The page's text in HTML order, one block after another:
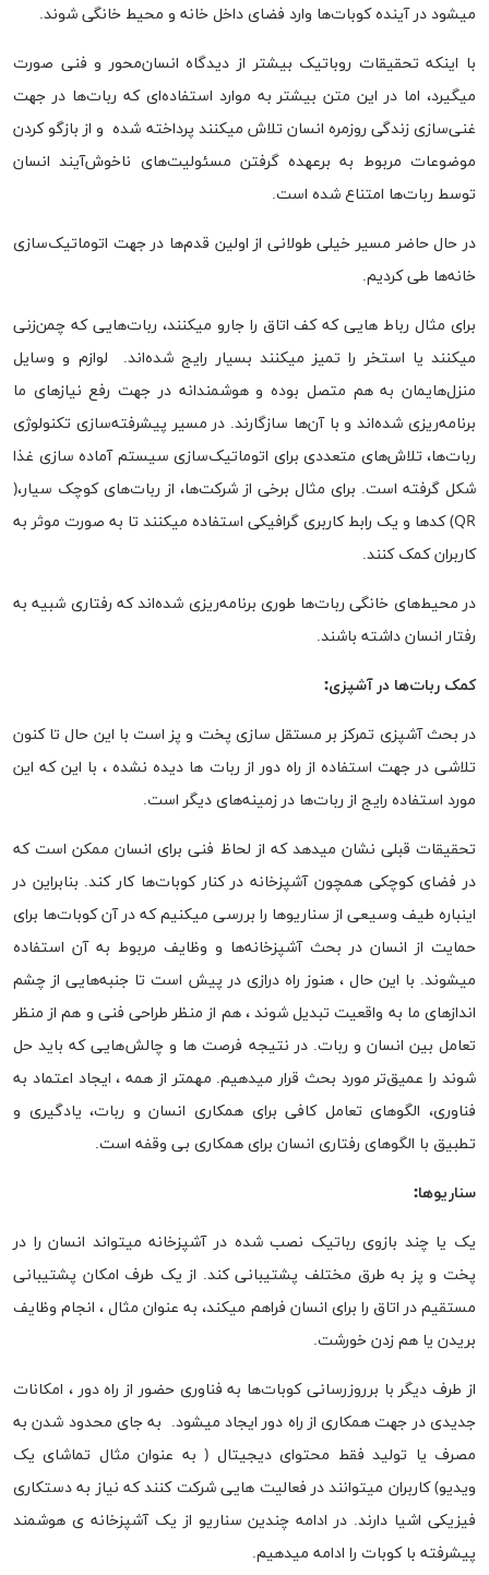
میشود در آینده کوبات‌ها وارد فضای داخل خانه و محیط خانگی شوند.
با اینکه تحقیقات روباتیک بیشتر از دیدگاه انسان‌محور و فنی صورت
میگیرد، اما در این متن بیشتر به موارد استفاده‌ای که ربات‌ها در جهت
غنی‌سازی زندگی روزمره انسان تلاش میکنند پرداخته شده و از بازگو کردن
موضوعات مربوط به برعهده گرفتن مسئولیت‌های ناخوش‌آیند انسان
توسط ربات‌ها امتناع شده است.
در حال حاضر مسیر خیلی طولانی از اولین قدم‌ها در جهت اتوماتیک‌‌سازی
خانه‌ها طی کردیم.
برای مثال رباط هایی که کف اتاق را جارو میکنند، ربات‌هایی که چمن‌زنی
میکنند یا استخر را تمیز میکنند بسیار رایج شده‌اند. لوازم و وسایل
منزل‌هایمان به هم متصل بوده و هوشمندانه در جهت رفع نیاز‌های ما
برنامه‌ریزی شده‌اند و با آن‌ها سازگارند. در مسیر پیشرفته‌سازی تکنولوژی
ربات‌ها، تلاش‌های متعددی برای اتوماتیک‌سازی سیستم آماده سازی غذا
شکل گرفته است. برای مثال برخی از شرکت‌ها، از ربات‌های کوچک سیار،(
QR) کد‌ها و یک رابط کاربری گرافیکی استفاده میکنند تا به صورت موثر به
کاربران کمک کنند.
در محیط‌های خانگی ربات‌ها طوری برنامه‌ریزی شده‌اند که رفتاری شبیه به
رفتار انسان داشته باشند.
کمک ربات‌ها در آشپزی:
در بحث آشپزی تمرکز بر مستقل سازی پخت و پز است با این حال تا کنون
تلاشی در جهت استفاده از راه دور از ربات ها دیده نشده ، با این که این
مورد استفاده رایج از ربات‌ها در زمینه‌های دیگر است.
تحقیقات قبلی نشان میدهد که از لحاظ فنی برای انسان ممکن است که
در فضای کوچکی همچون آشپزخانه در کنار کوبات‌ها کار کند. بنابراین در
اینباره طیف وسیعی از سناریو‌ها را بررسی میکنیم که در آن کوبات‌ها برای
حمایت از انسان در بحث آشپزخانه‌ها و وظایف مربوط به آن استفاده
میشوند. با این حال ، هنوز راه درازی در پیش است تا جنبه‌هایی از چشم
انداز‌های ما به واقعیت تبدیل شوند ، هم از منظر طراحی فنی و هم از منظر
تعامل بین انسان و ربات. در نتیجه فرصت ها و چالش‌هایی که باید حل
شوند را عمیق‌تر مورد بحث قرار میدهیم. مهمتر از همه ، ایجاد اعتماد به
فناوری، الگو‌های تعامل کافی برای همکاری انسان و ربات، یادگیری و
تطبیق با الگوهای رفتاری انسان برای همکاری بی وقفه است.
سناریو‌ها:
یک یا چند بازوی رباتیک نصب شده در آشپزخانه میتواند انسان را در
پخت و پز به طرق مختلف پشتیبانی کند. از یک طرف امکان پشتیبانی
مستقیم در اتاق را برای انسان فراهم میکند، به عنوان مثال ، انجام وظایف
بریدن یا هم زدن خورشت.
از طرف دیگر با برروزرسانی کوبات‌ها به فناوری حضور از راه دور ، امکانات
جدیدی در جهت همکاری از راه دور ایجاد میشود. به جای محدود شدن به
مصرف یا تولید فقط محتوای دیجیتال ( به عنوان مثال تماشای یک
ویدیو) کاربران میتوانند در فعالیت هایی شرکت کنند که نیاز به دستکاری
فیزیکی اشیا دارند. در ادامه چندین سناریو از یک آشپزخانه ی هوشمند
پیشرفته با کوبات را ادامه میدهیم.